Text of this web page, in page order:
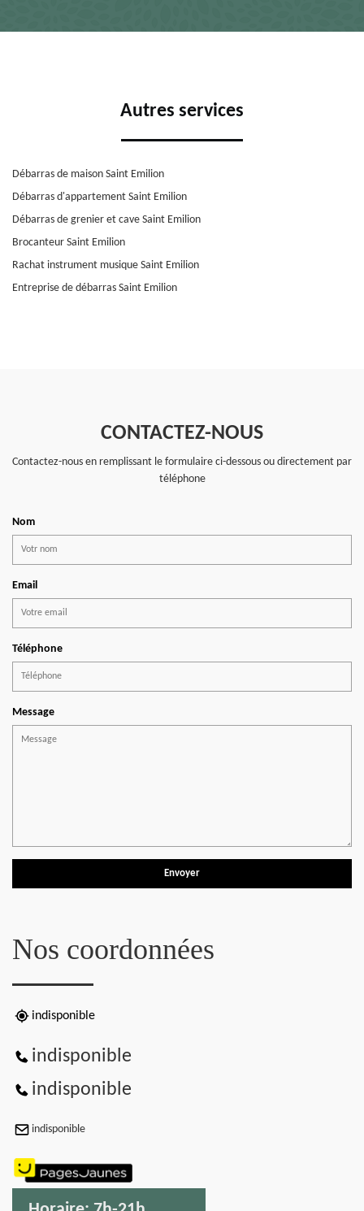
Autres services
Débarras de maison Saint Emilion
Débarras d'appartement Saint Emilion
Débarras de grenier et cave Saint Emilion
Brocanteur Saint Emilion
Rachat instrument musique Saint Emilion
Entreprise de débarras Saint Emilion
CONTACTEZ-NOUS
Contactez-nous en remplissant le formulaire ci-dessous ou directement par
téléphone
Nom
Email
Téléphone
Message
Nos coordonnées
indisponible
indisponible
indisponible
indisponible